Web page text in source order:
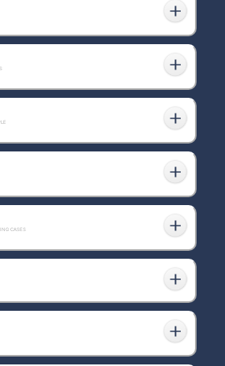
净醛抗污蛋壳光丨别人追赶标
准，我们制定标准-卡百利艺术
海上驰骋，大咖云集丨卡百利艺
术涂料·软装出席第三届中国高端
整体软装峰会（青岛站）
卡百利艺术涂料的特点是什么？
艺术涂料的分类是什么？
卡百利艺术涂料品牌的36颗珍
CASES